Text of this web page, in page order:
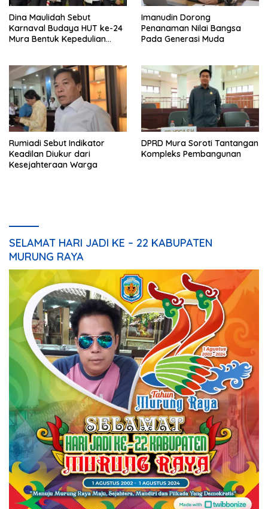
Dina Maulidah Sebut
Karnaval Budaya HUT ke-24
Mura Bentuk Kepedulian
Imanudin Dorong
Penanaman Nilai Bangsa
Pada Generasi Muda
Rumiadi Sebut Indikator
Keadilan Diukur dari
Kesejahteraan Warga
DPRD Mura Soroti Tantangan
Kompleks Pembangunan
SELAMAT HARI JADI KE – 22 KABUPATEN
MURUNG RAYA